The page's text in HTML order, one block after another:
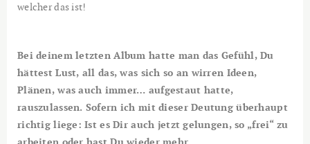
welcher das ist!
Bei deinem letzten Album hatte man das Gefühl, Du
hättest Lust, all das, was sich so an wirren Ideen,
Plänen, was auch immer… aufgestaut hatte,
rauszulassen. Sofern ich mit dieser Deutung überhaupt
richtig liege: Ist es Dir auch jetzt gelungen, so „frei“ zu